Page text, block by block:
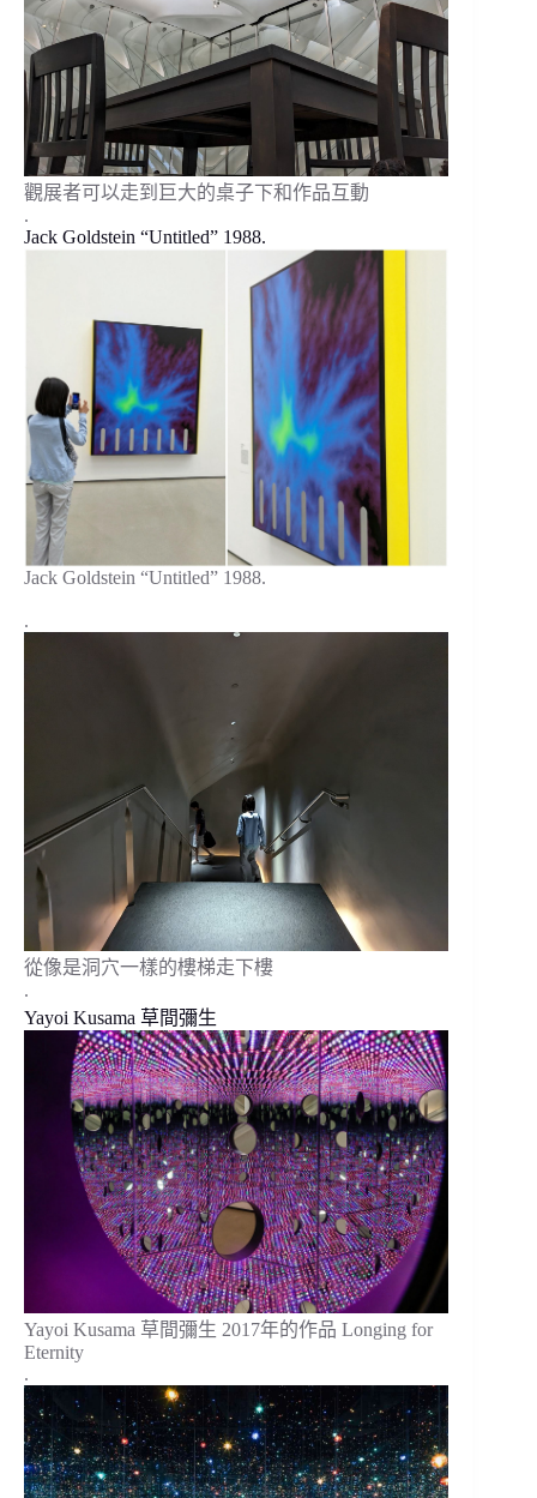
觀展者可以走到巨大的桌子下和作品互動
.
Jack Goldstein “Untitled” 1988.
Jack Goldstein “Untitled” 1988.
.
從像是洞穴一樣的樓梯走下樓
.
Yayoi Kusama 草間彌生
Yayoi Kusama 草間彌生 2017年的作品 Longing for
Eternity
.